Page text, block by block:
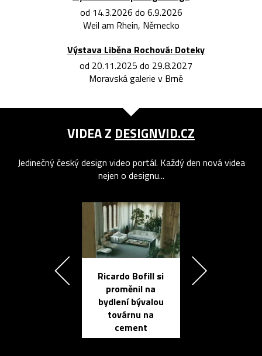
od 14.3.2026 do 6.9.2026
Weil am Rhein, Německo
Výstava Liběna Rochová: Doteky
od 20.11.2025 do 29.8.2027
Moravská galerie v Brně
VIDEA Z DESIGNVID.CZ
Jedinečný český design video portál. Každý den nová videa
nejen o designu...
Ricardo Bofill si
proměnil na
bydlení bývalou
továrnu na
cement